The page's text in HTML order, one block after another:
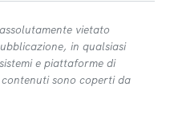
vietato
in qualsiasi
e piattaforme di
sono coperti da